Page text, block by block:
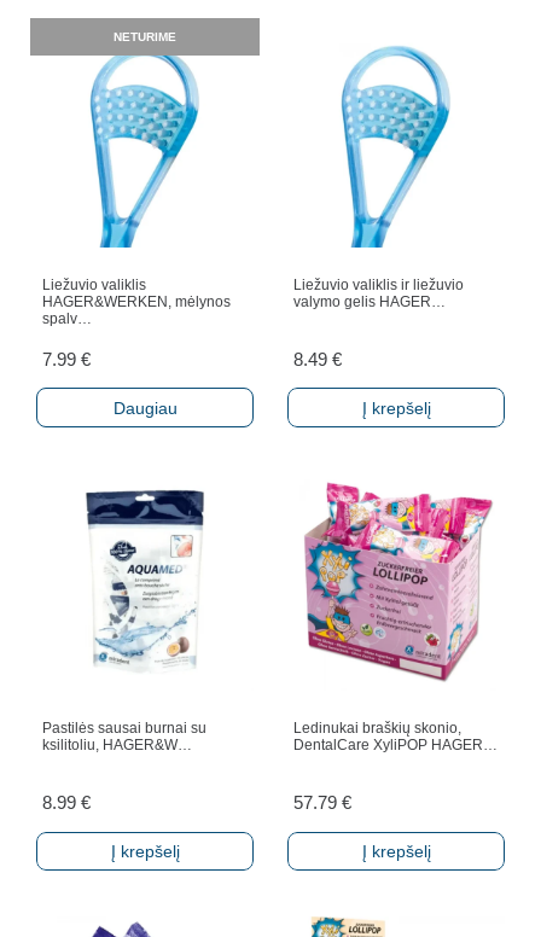
NETURIME
Liežuvio valiklis
HAGER&WERKEN, mėlynos
spalv…
7.99 €
Daugiau
Liežuvio valiklis ir liežuvio
valymo gelis HAGER…
8.49 €
Į krepšelį
Pastilės sausai burnai su
ksilitoliu, HAGER&W…
8.99 €
Į krepšelį
Ledinukai braškių skonio,
DentalCare XyliPOP HAGER…
57.79 €
Į krepšelį